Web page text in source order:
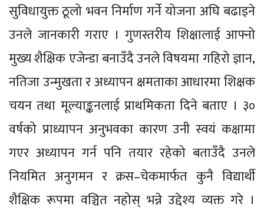
सुविधायुक्त ठूलो भवन निर्माण गर्ने योजना अघि बढाइने
उनले जानकारी गराए । गुणस्तरीय शिक्षालाई आफ्नो
मुख्य शैक्षिक एजेन्डा बनाउँदै उनले विषयमा गहिरो ज्ञान,
नतिजा उन्मुखता र अध्यापन क्षमताका आधारमा शिक्षक
चयन तथा मूल्याङ्कनलाई प्राथमिकता दिने बताए । ३०
वर्षको प्राध्यापन अनुभवका कारण उनी स्वयं कक्षामा
गएर अध्यापन गर्न पनि तयार रहेको बताउँदै उनले
नियमित अनुगमन र क्रस–चेकमार्फत कुनै विद्यार्थी
शैक्षिक रूपमा वञ्चित नहोस् भन्ने उद्देश्य व्यक्त गरे ।